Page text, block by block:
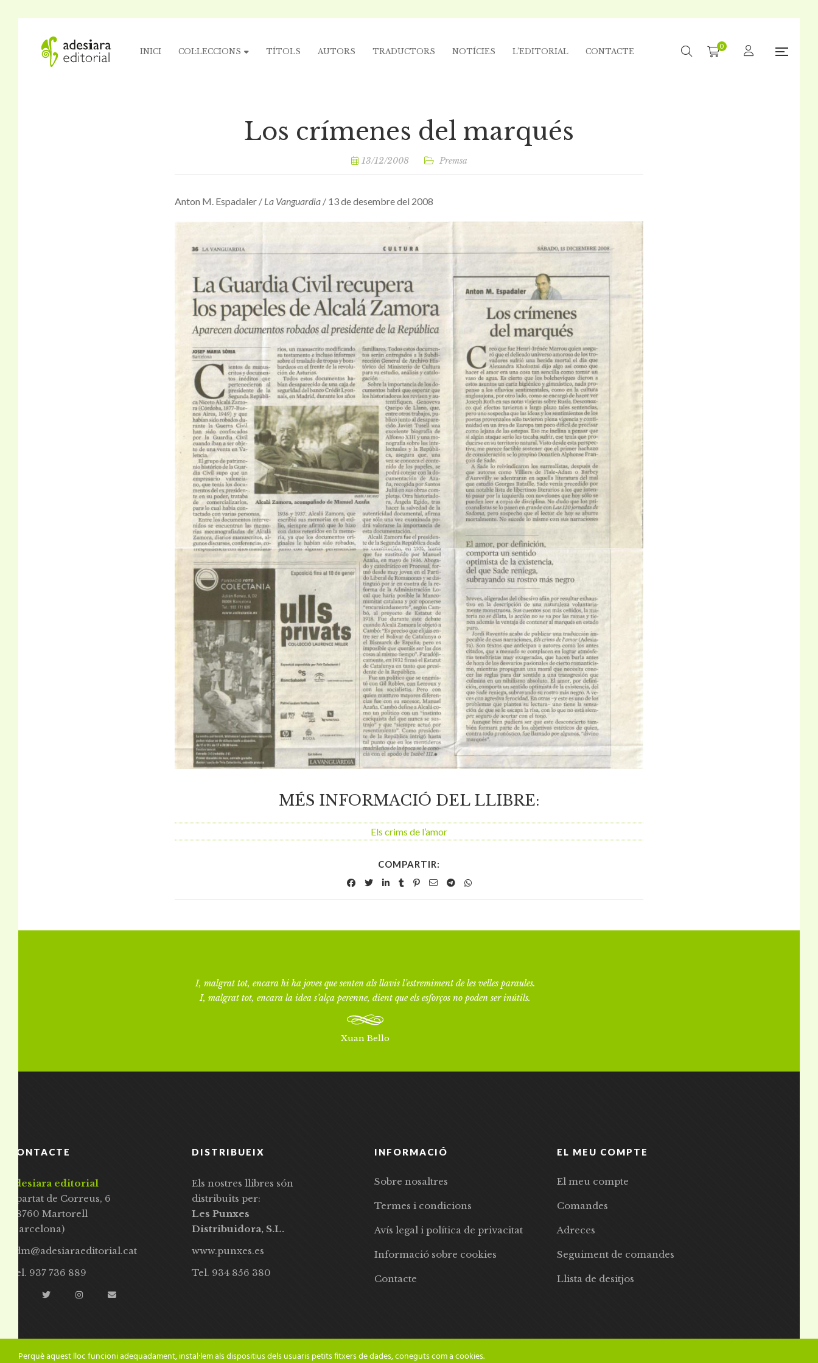
INICI COL·LECCIONS TÍTOLS AUTORS TRADUCTORS NOTÍCIES L’EDITORIAL CONTACTE
0
Los crímenes del marqués
13/12/2008 Premsa
Anton M. Espadaler / La Vanguardia / 13 de desembre del 2008
MÉS INFORMACIÓ DEL LLIBRE:
Els crims de l’amor
COMPARTIR:
I, malgrat tot, encara hi ha joves que senten als llavis l’estremiment de les velles paraules.
I, malgrat tot, encara la idea s’alça perenne, dient que els esforços no poden ser inútils.
Xuan Bello
CONTACTE
adesiara editorial
Apartat de Correus, 6
08760 Martorell
(Barcelona)
adm@adesiaraeditorial.cat
Tel. 937 736 889
DISTRIBUEIX
Els nostres llibres són
distribuïts per:
Les Punxes
Distribuidora, S.L.
www.punxes.es
Tel. 934 856 380
INFORMACIÓ
Sobre nosaltres
Termes i condicions
Avís legal i política de privacitat
Informació sobre cookies
Contacte
EL MEU COMPTE
El meu compte
Comandes
Adreces
Seguiment de comandes
Llista de desitjos
Perquè aquest lloc funcioni adequadament, instal·lem als dispositius dels usuaris petits fitxers de dades, coneguts com a cookies.